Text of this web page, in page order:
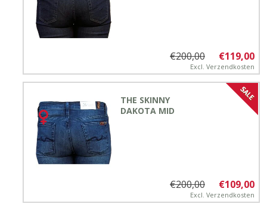
€119,00
€200,00
Excl. Verzendkosten
THE SKINNY
DAKOTA MID
€109,00
€200,00
Excl. Verzendkosten